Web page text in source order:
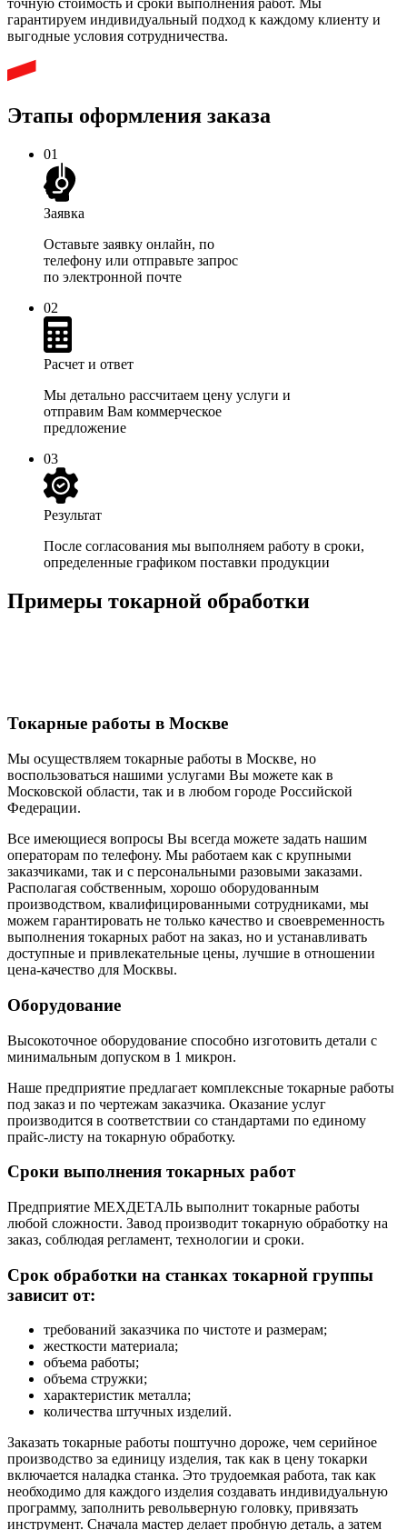
точную стоимость и сроки выполнения работ. Мы
гарантируем индивидуальный подход к каждому клиенту и
выгодные условия сотрудничества.
Этапы оформления заказа
01
Заявка
Оставьте заявку онлайн, по
телефону или отправьте запрос
по электронной почте
02
Расчет и ответ
Мы детально рассчитаем цену услуги и
отправим Вам коммерческое
предложение
03
Результат
После согласования мы выполняем работу в сроки,
определенные графиком поставки продукции
Примеры токарной обработки
Токарные работы в Москве
Мы осуществляем токарные работы в Москве, но
воспользоваться нашими услугами Вы можете как в
Московской области, так и в любом городе Российской
Федерации.
Все имеющиеся вопросы Вы всегда можете задать нашим
операторам по телефону. Мы работаем как с крупными
заказчиками, так и с персональными разовыми заказами.
Располагая собственным, хорошо оборудованным
производством, квалифицированными сотрудниками, мы
можем гарантировать не только качество и своевременность
выполнения токарных работ на заказ, но и устанавливать
доступные и привлекательные цены, лучшие в отношении
цена-качество для Москвы.
Оборудование
Высокоточное оборудование способно изготовить детали с
минимальным допуском в 1 микрон.
Наше предприятие предлагает комплексные токарные работы
под заказ и по чертежам заказчика. Оказание услуг
производится в соответствии со стандартами по единому
прайс-листу на токарную обработку.
Сроки выполнения токарных работ
Предприятие МЕХДЕТАЛЬ выполнит токарные работы
любой сложности. Завод производит токарную обработку на
заказ, соблюдая регламент, технологии и сроки.
Срок обработки на станках токарной группы
зависит от:
требований заказчика по чистоте и размерам;
жесткости материала;
объема работы;
объема стружки;
характеристик металла;
количества штучных изделий.
Заказать токарные работы поштучно дороже, чем серийное
производство за единицу изделия, так как в цену токарки
включается наладка станка. Это трудоемкая работа, так как
необходимо для каждого изделия создавать индивидуальную
программу, заполнить револьверную головку, привязать
инструмент. Сначала мастер делает пробную деталь, а затем